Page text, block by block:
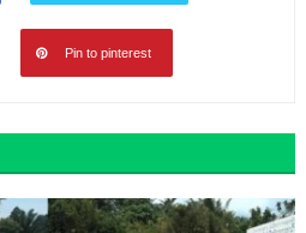
Pin to pinterest